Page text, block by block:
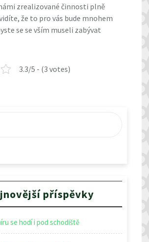
zrealizované činnosti plně
že to pro vás bude mnohem
se se vším museli zabývat
3.3/5 - (3 votes)
příspěvky
se hodí i pod schodiště